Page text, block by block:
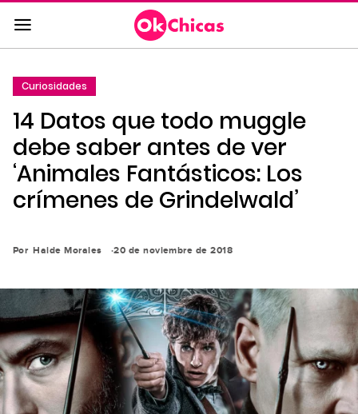
Saltar
al
contenido
la
navegación
principal
Curiosidades
14 Datos que todo muggle
debe saber antes de ver
‘Animales Fantásticos: Los
crímenes de Grindelwald’
Por Haide Morales 20 de noviembre de 2018